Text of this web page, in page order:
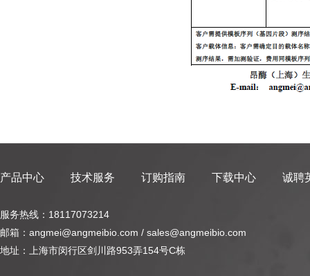
产品中心 技术服务 订购指南 下载中心 诚聘
服务热线：18117073214
邮箱：angmei@angmeibio.com / sales@angmeibio.com
地址：上海市闵行区剑川路953弄154号C栋